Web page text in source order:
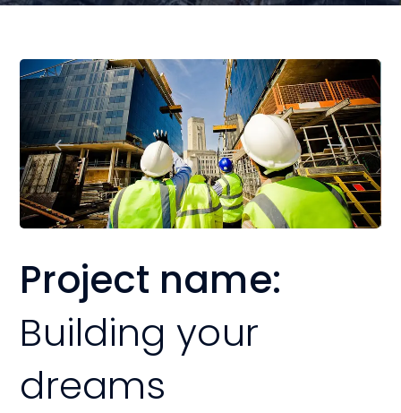
Project name:
Building your
dreams